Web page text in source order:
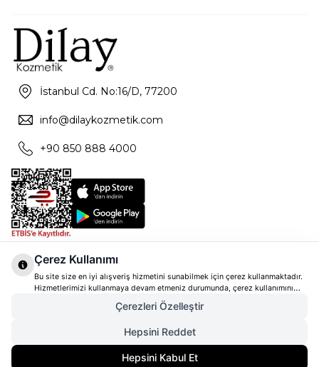
İstanbul Cd. No:16/D, 77200
info@dilaykozmetik.com
+90 850 888 4000
Çerez Kullanımı
Bu site size en iyi alışveriş hizmetini sunabilmek için çerez kullanmaktadır.
Hizmetlerimizi kullanmaya devam etmeniz durumunda, çerez kullanımını
kabul ettiğinizi varsayacağız. Çerezler hakkında daha fazla bilgi ve nasıl
reddedeceğinizi öğrenmek içintıklayınız
Çerezleri Özelleştir
Hepsini Reddet
Hepsini Kabul Et